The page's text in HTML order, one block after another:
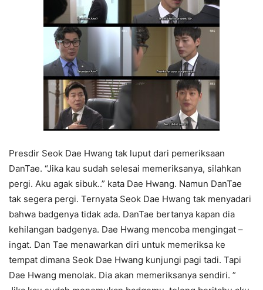
Presdir Seok Dae Hwang tak luput dari pemeriksaan
DanTae. “Jika kau sudah selesai memeriksanya, silahkan
pergi. Aku agak sibuk..” kata Dae Hwang. Namun DanTae
tak segera pergi. Ternyata Seok Dae Hwang tak menyadari
bahwa badgenya tidak ada. DanTae bertanya kapan dia
kehilangan badgenya. Dae Hwang mencoba mengingat –
ingat. Dan Tae menawarkan diri untuk memeriksa ke
tempat dimana Seok Dae Hwang kunjungi pagi tadi. Tapi
Dae Hwang menolak. Dia akan memeriksanya sendiri. ”